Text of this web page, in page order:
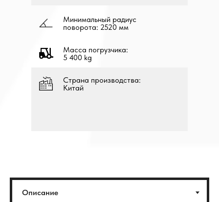
Страна производства:
Китай
Минимальный радиус
поворота: 2520 мм
Масса погрузчика:
5 400 kg